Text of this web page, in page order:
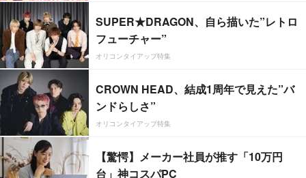
SUPER★DRAGON、自ら描いた”レトロ
フューチャー”
オリコンタイアップ特集
CROWN HEAD、結成1周年で見えた”バ
ンドらしさ”
オリコンタイアップ特集
【驚愕】メーカー社員が推す「10万円
台」神コスパPC